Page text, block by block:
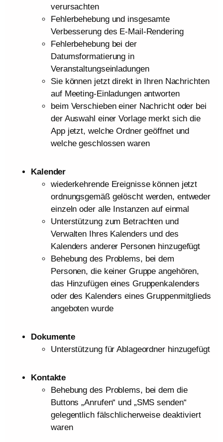
verursachten
Fehlerbehebung und insgesamte
Verbesserung des E-Mail-Rendering
Fehlerbehebung bei der
Datumsformatierung in
Veranstaltungseinladungen
Sie können jetzt direkt in Ihren Nachrichten
auf Meeting-Einladungen antworten
beim Verschieben einer Nachricht oder bei
der Auswahl einer Vorlage merkt sich die
App jetzt, welche Ordner geöffnet und
welche geschlossen waren
Kalender
wiederkehrende Ereignisse können jetzt
ordnungsgemäß gelöscht werden, entweder
einzeln oder alle Instanzen auf einmal
Unterstützung zum Betrachten und
Verwalten Ihres Kalenders und des
Kalenders anderer Personen hinzugefügt
Behebung des Problems, bei dem
Personen, die keiner Gruppe angehören,
das Hinzufügen eines Gruppenkalenders
oder des Kalenders eines Gruppenmitglieds
angeboten wurde
Dokumente
Unterstützung für Ablageordner hinzugefügt
Kontakte
Behebung des Problems, bei dem die
Buttons „Anrufen“ und „SMS senden“
gelegentlich fälschlicherweise deaktiviert
waren